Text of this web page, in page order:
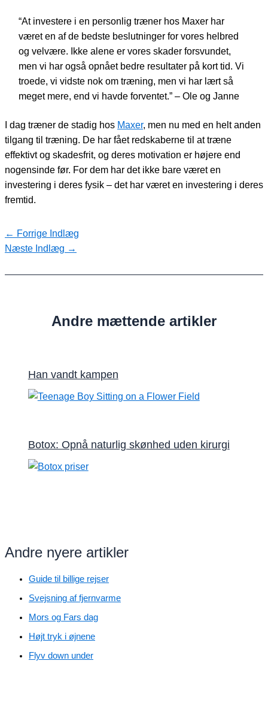
“At investere i en personlig træner hos Maxer har
været en af de bedste beslutninger for vores helbred
og velvære. Ikke alene er vores skader forsvundet,
men vi har også opnået bedre resultater på kort tid. Vi
troede, vi vidste nok om træning, men vi har lært så
meget mere, end vi havde forventet.” – Ole og Janne
I dag træner de stadig hos Maxer, men nu med en helt anden
tilgang til træning. De har fået redskaberne til at træne
effektivt og skadesfrit, og deres motivation er højere end
nogensinde før. For dem har det ikke bare været en
investering i deres fysik – det har været en investering i deres
fremtid.
← Forrige Indlæg
Næste Indlæg →
Andre mættende artikler
Han vandt kampen
Botox: Opnå naturlig skønhed uden kirurgi
Andre nyere artikler
Guide til billige rejser
Svejsning af fjernvarme
Mors og Fars dag
Højt tryk i øjnene
Flyv down under